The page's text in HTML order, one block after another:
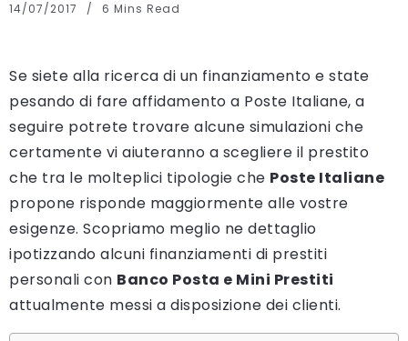
14/07/2017 6 Mins Read
Se siete alla ricerca di un finanziamento e state
pesando di fare affidamento a Poste Italiane, a
seguire potrete trovare alcune simulazioni che
certamente vi aiuteranno a scegliere il prestito
che tra le molteplici tipologie che Poste Italiane
propone risponde maggiormente alle vostre
esigenze. Scopriamo meglio ne dettaglio
ipotizzando alcuni finanziamenti di prestiti
personali con Banco Posta e Mini Prestiti
attualmente messi a disposizione dei clienti.